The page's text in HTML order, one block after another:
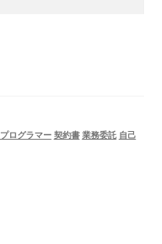
プログラマー 契約書 業務委託 自己